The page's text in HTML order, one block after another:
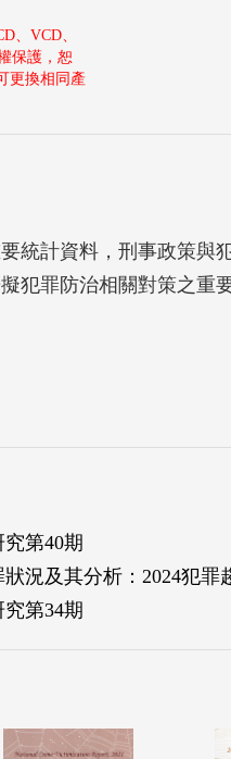
、VCD、
保護，恕
更換相同產
統計資料，刑事政策與
犯罪防治相關對策之重
第40期
況及其分析：2024犯罪
第34期